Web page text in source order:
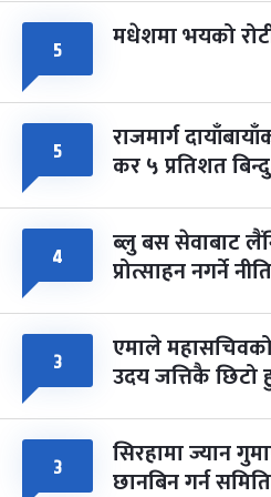
५ मधेशमा भयको
५ राजमार्ग
कर ५ प्रतिशत
४ ब्लु बस सेवाबाट
प्रोत्साहन नगर्ने
३ एमाले
उदय जत्तिकै छिटो
३ सिरहामा ज्यान
छानबिन गर्न